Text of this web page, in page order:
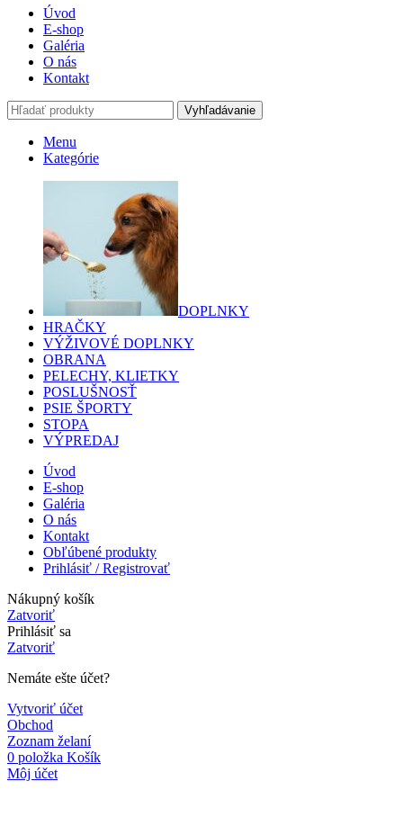
Úvod
E-shop
Galéria
O nás
Kontakt
Vyhľadávanie
Menu
Kategórie
DOPLNKY
HRAČKY
VÝŽIVOVÉ DOPLNKY
OBRANA
PELECHY, KLIETKY
POSLUŠNOSŤ
PSIE ŠPORTY
STOPA
VÝPREDAJ
Úvod
E-shop
Galéria
O nás
Kontakt
Obľúbené produkty
Prihlásiť / Registrovať
Nákupný košík
Zatvoriť
Prihlásiť sa
Zatvoriť
Nemáte ešte účet?
Vytvoriť účet
Obchod
Zoznam želaní
0 položka Košík
Môj účet